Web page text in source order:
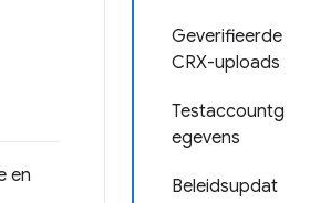
Geverifieerde
CRX-uploads
Testaccountg
egevens
Beleidsupdat
en